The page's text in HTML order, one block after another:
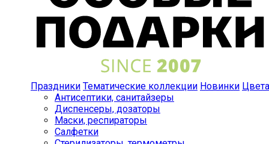
Праздники Тематические коллекции Новинки Цвета
Антисептики, санитайзеры
Диспенсеры, дозаторы
Маски, респираторы
Салфетки